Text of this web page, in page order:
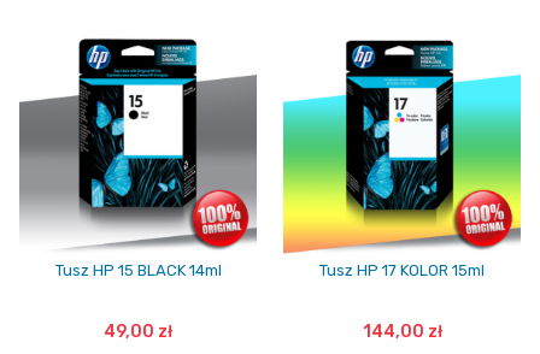
Tusz HP 15 BLACK 14ml
49,00 zł
Tusz HP 17 KOLOR 15ml
144,00 zł